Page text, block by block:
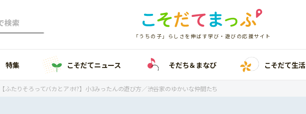
「うちの子」らしさを伸ばす学び・遊びの応援サイト
特集 こそだてニュース そだち＆まなび こそだて生活
【ふたりそろってバカとアホ!?】小3みったんの遊び方／渋谷家のゆかいな仲間たち